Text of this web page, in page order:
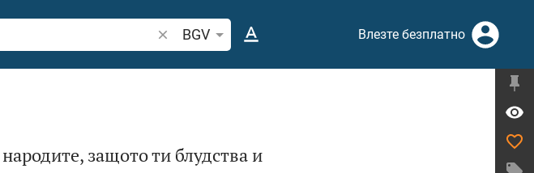
Търсете стих или дума в Библията
BGV Влезте безплатно
защото ти блудства и